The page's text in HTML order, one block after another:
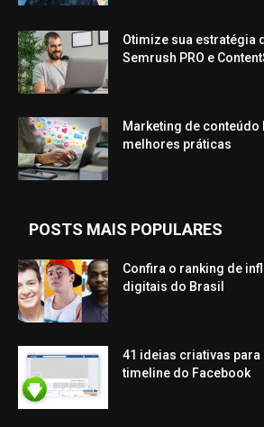
Otimize sua estratégia
Semrush PRO e
Marketing de conteúdo
melhores práticas
POSTS MAIS POPULARES
Confira o ranking de
digitais do Brasil
41 ideias criativas para
timeline do Facebook